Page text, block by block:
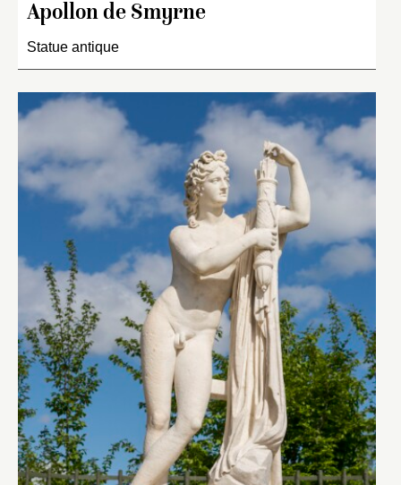
Apollon de Smyrne
Statue antique